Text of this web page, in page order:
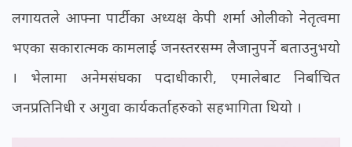
लगायतले आफ्ना पार्टीका अध्यक्ष केपी शर्मा ओलीको नेतृत्वमा
भएका सकारात्मक कामलाई जनस्तरसम्म लैजानुपर्ने बताउनुभयो
। भेलामा अनेमसंघका पदाधीकारी, एमालेबाट निर्बाचित
जनप्रतिनिधी र अगुवा कार्यकर्ताहरुको सहभागिता थियो ।